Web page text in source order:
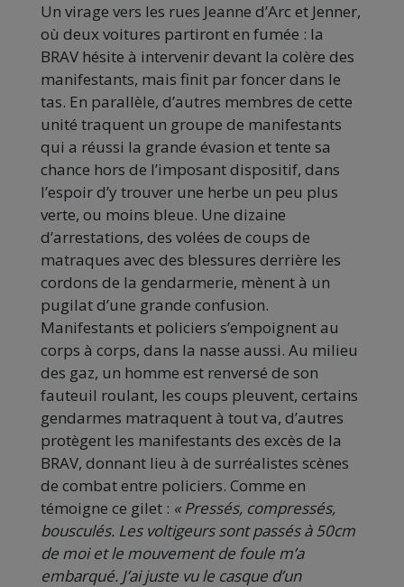
Un virage vers les rues Jeanne d’Arc et Jenner,
où deux voitures partiront en fumée : la
BRAV hésite à intervenir devant la colère des
manifestants, mais finit par foncer dans le
tas. En parallèle, d’autres membres de cette
unité traquent un groupe de manifestants
qui a réussi la grande évasion et tente sa
chance hors de l’imposant dispositif, dans
l’espoir d’y trouver une herbe un peu plus
verte, ou moins bleue. Une dizaine
d’arrestations, des volées de coups de
matraques avec des blessures derrière les
cordons de la gendarmerie, mènent à un
pugilat d’une grande confusion.
Manifestants et policiers s’empoignent au
corps à corps, dans la nasse aussi. Au milieu
des gaz, un homme est renversé de son
fauteuil roulant, les coups pleuvent, certains
gendarmes matraquent à tout va, d’autres
protègent les manifestants des excès de la
BRAV, donnant lieu à de surréalistes scènes
de combat entre policiers. Comme en
témoigne ce gilet : « Pressés, compressés,
bousculés. Les voltigeurs sont passés à 50cm
de moi et le mouvement de foule m’a
embarqué. J’ai juste vu le casque d’un